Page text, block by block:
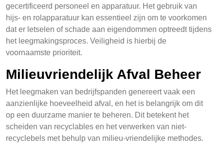
gecertificeerd personeel en apparatuur. Het gebruik van
hijs- en rolapparatuur kan essentieel zijn om te voorkomen
dat er letselen of schade aan eigendommen optreedt tijdens
het leegmakingsproces. Veiligheid is hierbij de
voornaamste prioriteit.
Milieuvriendelijk Afval Beheer
Het leegmaken van bedrijfspanden genereert vaak een
aanzienlijke hoeveelheid afval, en het is belangrijk om dit
op een duurzame manier te beheren. Dit betekent het
scheiden van recyclables en het verwerken van niet-
recyclebels met behulp van milieu-vriendelijke methodes.